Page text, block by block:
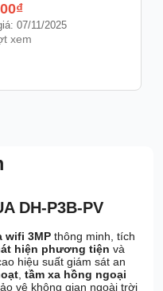
DH-P3B-PV
wifi 3MP thông minh, tích
hiện phương tiện và
hiệu suất giám sát an
,tầm xa hồng ngoại
vệ không gian ngoài trời
₫
07/11/2025
xem